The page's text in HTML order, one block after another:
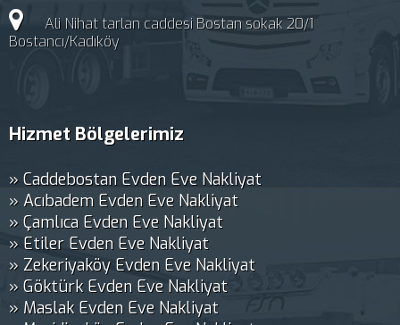
Ali Nihat tarlan caddesi Bostan sokak 20/1
Bostancı/Kadıköy
Hizmet Bölgelerimiz
» Caddebostan Evden Eve Nakliyat
» Acıbadem Evden Eve Nakliyat
» Çamlıca Evden Eve Nakliyat
» Etiler Evden Eve Nakliyat
» Zekeriyaköy Evden Eve Nakliyat
» Göktürk Evden Eve Nakliyat
» Maslak Evden Eve Nakliyat